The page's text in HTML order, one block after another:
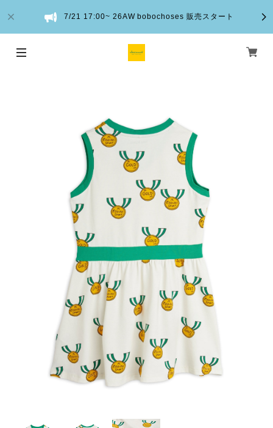
7/21 17:00~ 26AW bobochoses 販売スタート